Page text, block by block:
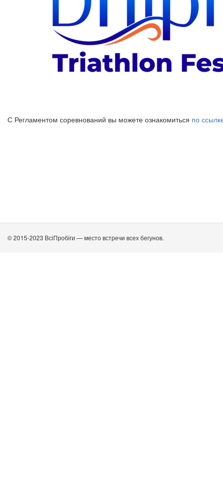
С Регламентом соревнований вы можете ознакомиться по
© 2015-2023 ВсіПробіги — место встречи всех бегунов.